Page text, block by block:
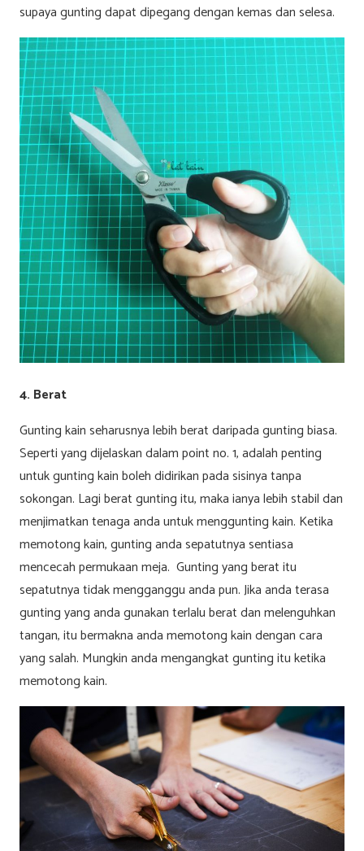
supaya gunting dapat dipegang dengan kemas dan selesa.
4. Berat
Gunting kain seharusnya lebih berat daripada gunting biasa.
Seperti yang dijelaskan dalam point no. 1, adalah penting
untuk gunting kain boleh didirikan pada sisinya tanpa
sokongan. Lagi berat gunting itu, maka ianya lebih stabil dan
menjimatkan tenaga anda untuk menggunting kain. Ketika
memotong kain, gunting anda sepatutnya sentiasa
mencecah permukaan meja. Gunting yang berat itu
sepatutnya tidak mengganggu anda pun. Jika anda terasa
gunting yang anda gunakan terlalu berat dan melenguhkan
tangan, itu bermakna anda memotong kain dengan cara
yang salah. Mungkin anda mengangkat gunting itu ketika
memotong kain.